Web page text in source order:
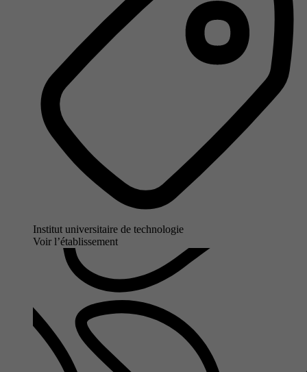
Institut universitaire de technologie
Voir l’établissement